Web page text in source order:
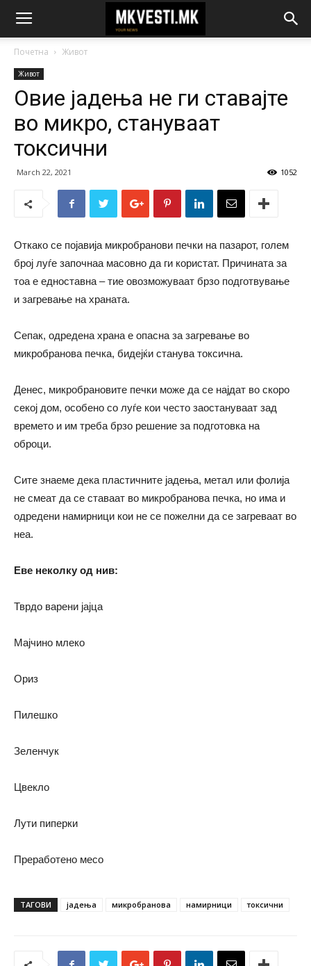
Почетна Живот
Живот
Овие јадења не ги ставајте
во микро, стануваат
токсични
March 22, 2021 1052
Откако се појавија микробранови печки на пазарот, голем
број луѓе започнаа масовно да ги користат. Причината за
тоа е едноставна – тие овозможуваат брзо подготвување
и загревање на храната.
Сепак, одредена храна е опасна за загревање во
микробранова печка, бидејќи станува токсична.
Денес, микробрановите печки може да се најдат во скоро
секој дом, особено со луѓе кои често заостануваат зад
времето и им треба брзо решение за подготовка на
оброци.
Сите знаеме дека пластичните јадења, метал или фолија
не смеат да се ставаат во микробранова печка, но има и
одредени намирници кои не се пожелни да се загреваат во
неа.
Еве неколку од нив:
Тврдо варени јајца
Мајчино млеко
Ориз
Пилешко
Зеленчук
Цвекло
Лути пиперки
Преработено месо
ТАГОВИ јадења микробранова намирници токсични